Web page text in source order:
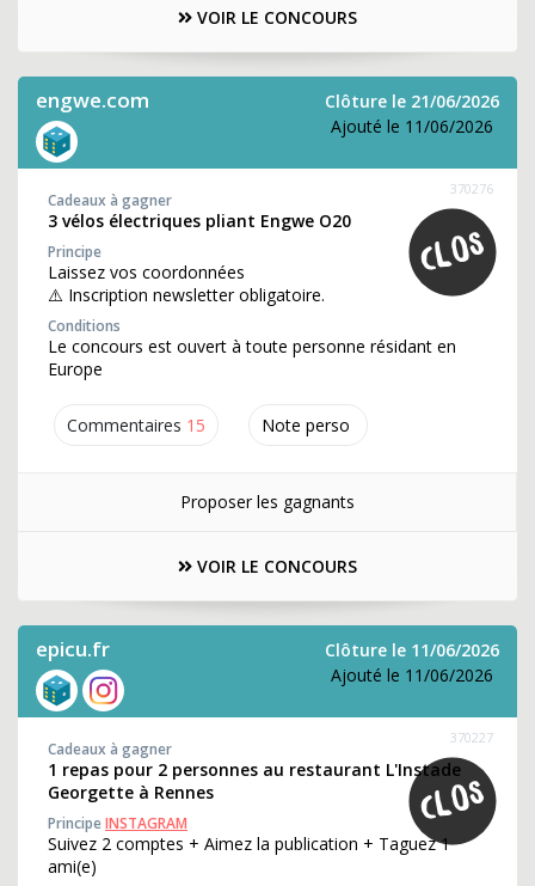
VOIR LE CONCOURS
engwe.com
Clôture le 21/06/2026
Ajouté le 11/06/2026
Commentaires 15 Note perso
370276
Cadeaux à gagner
3 vélos électriques pliant Engwe O20
Principe
Laissez vos coordonnées
⚠️ Inscription newsletter obligatoire.
Conditions
Le concours est ouvert à toute personne résidant en
Europe
Proposer les gagnants
VOIR LE CONCOURS
epicu.fr
Clôture le 11/06/2026
Ajouté le 11/06/2026
370227
Cadeaux à gagner
1 repas pour 2 personnes au restaurant L'Instade
Georgette à Rennes
PrincipeINSTAGRAM
Suivez 2 comptes + Aimez la publication + Taguez 1
ami(e)